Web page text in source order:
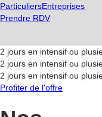
ParticuliersEntreprises
Prendre RDV
2 jours en intensif ou
2 jours en intensif ou
2 jours en intensif ou
Profiter de l'offre